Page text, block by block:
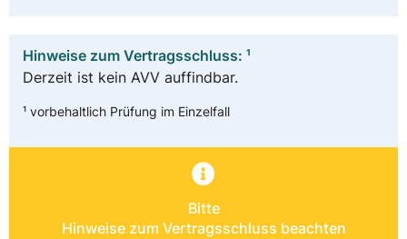
Hinweise zum Vertragsschluss: ¹
Derzeit ist kein AVV auffindbar.
¹ vorbehaltlich Prüfung im Einzelfall
Bitte
Hinweise zum Vertragsschluss beachten